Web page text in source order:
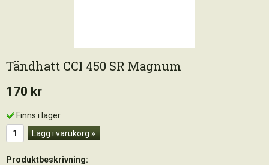
Tändhatt CCI 450 SR Magnum
170 kr
Finns i lager
Lägg i varukorg »
Produktbeskrivning: